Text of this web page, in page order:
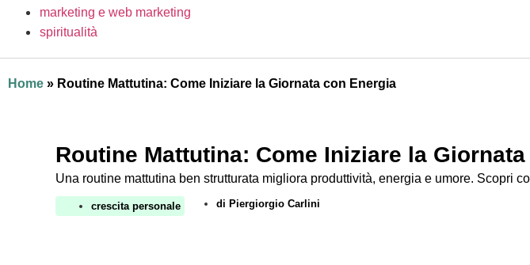
marketing e web marketing
spiritualità
Home » Routine Mattutina: Come Iniziare la Giornata con Energia
Routine Mattutina: Come Iniziare la
Una routine mattutina ben strutturata migliora produttività, energia e umore. Scopri
crescita personale di Piergiorgio Carlini